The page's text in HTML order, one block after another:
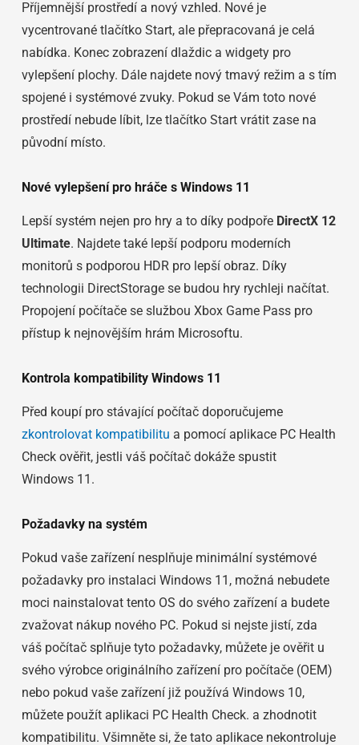
Příjemnější prostředí a nový vzhled. Nové je
vycentrované tlačítko Start, ale přepracovaná je celá
nabídka. Konec zobrazení dlaždic a widgety pro
vylepšení plochy. Dále najdete nový tmavý režim a s tím
spojené i systémové zvuky. Pokud se Vám toto nové
prostředí nebude líbit, lze tlačítko Start vrátit zase na
původní místo.
Nové vylepšení pro hráče s Windows 11
Lepší systém nejen pro hry a to díky podpoře DirectX 12
Ultimate. Najdete také lepší podporu moderních
monitorů s podporou HDR pro lepší obraz. Díky
technologii DirectStorage se budou hry rychleji načítat.
Propojení počítače se službou Xbox Game Pass pro
přístup k nejnovějším hrám Microsoftu.
Kontrola kompatibility Windows 11
Před koupí pro stávající počítač doporučujeme
zkontrolovat kompatibilitu a pomocí aplikace PC Health
Check ověřit, jestli váš počítač dokáže spustit
Windows 11.
Požadavky na systém
Pokud vaše zařízení nesplňuje minimální systémové
požadavky pro instalaci Windows 11, možná nebudete
moci nainstalovat tento OS do svého zařízení a budete
zvažovat nákup nového PC. Pokud si nejste jistí, zda
váš počítač splňuje tyto požadavky, můžete je ověřit u
svého výrobce originálního zařízení pro počítače (OEM)
nebo pokud vaše zařízení již používá Windows 10,
můžete použít aplikaci PC Health Check. a zhodnotit
kompatibilitu. Všimněte si, že tato aplikace nekontroluje